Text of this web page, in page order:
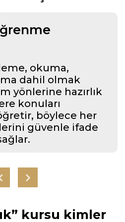
okuma,
dahil olmak
yönlerine hazırlık
konuları
böylece her
güvenle ifade
kursu kimler